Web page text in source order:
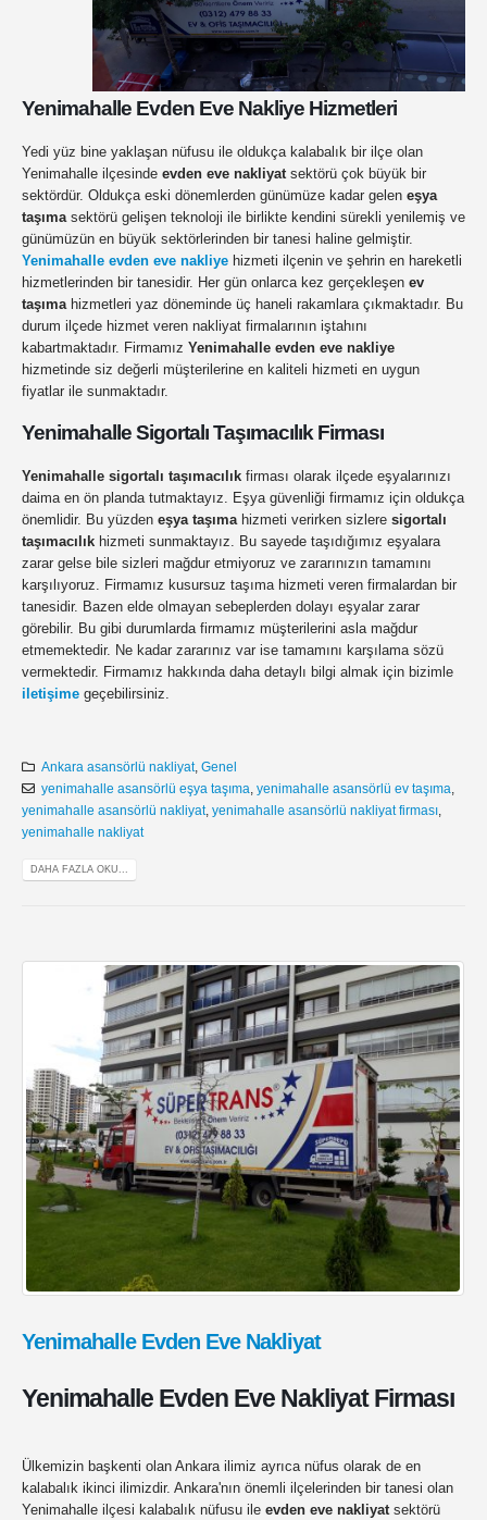
Yenimahalle Evden Eve Nakliye Hizmetleri
Yedi yüz bine yaklaşan nüfusu ile oldukça kalabalık bir ilçe olan
Yenimahalle ilçesinde evden eve nakliyat sektörü çok büyük bir
sektördür. Oldukça eski dönemlerden günümüze kadar gelen eşya
taşımasektörü gelişen teknoloji ile birlikte kendini sürekli yenilemiş ve
günümüzün en büyük sektörlerinden bir tanesi haline gelmiştir.
Yenimahalle evden eve nakliye hizmeti ilçenin ve şehrin en hareketli
hizmetlerinden bir tanesidir. Her gün onlarca kez gerçekleşen ev
taşımahizmetleri yaz döneminde üç haneli rakamlara çıkmaktadır. Bu
durum ilçede hizmet veren nakliyat firmalarının iştahını
kabartmaktadır. Firmamız Yenimahalle evden eve nakliye
hizmetinde siz değerli müşterilerine en kaliteli hizmeti en uygun
fiyatlar ile sunmaktadır.
Yenimahalle Sigortalı Taşımacılık Firması
Yenimahalle sigortalı taşımacılık firması olarak ilçede eşyalarınızı
daima en ön planda tutmaktayız. Eşya güvenliği firmamız için oldukça
önemlidir. Bu yüzden eşya taşıma hizmeti verirken sizlere sigortalı
taşımacılık hizmeti sunmaktayız. Bu sayede taşıdığımız eşyalara
zarar gelse bile sizleri mağdur etmiyoruz ve zararınızın tamamını
karşılıyoruz. Firmamız kusursuz taşıma hizmeti veren firmalardan bir
tanesidir. Bazen elde olmayan sebeplerden dolayı eşyalar zarar
görebilir. Bu gibi durumlarda firmamız müşterilerini asla mağdur
etmemektedir. Ne kadar zararınız var ise tamamını karşılama sözü
vermektedir. Firmamız hakkında daha detaylı bilgi almak için bizimle
iletişime geçebilirsiniz.
Ankara asansörlü nakliyat, Genel
yenimahalle asansörlü eşya taşıma yenimahalle asansörlü ev taşıma
yenimahalle asansörlü nakliyat, yenimahalle asansörlü nakliyat firması
yenimahalle nakliyat
DAHA FAZLA OKU...
Yenimahalle Evden Eve Nakliyat
Yenimahalle Evden Eve Nakliyat Firması
Ülkemizin başkenti olan Ankara ilimiz ayrıca nüfus olarak de en
kalabalık ikinci ilimizdir. Ankara'nın önemli ilçelerinden bir tanesi olan
Yenimahalle ilçesi kalabalık nüfusu ile evden eve nakliyatsektörü